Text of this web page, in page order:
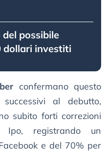
del possibile
dollari investiti
confermano questo
al debutto,
subito forti correzioni
registrando un
e del 70% per